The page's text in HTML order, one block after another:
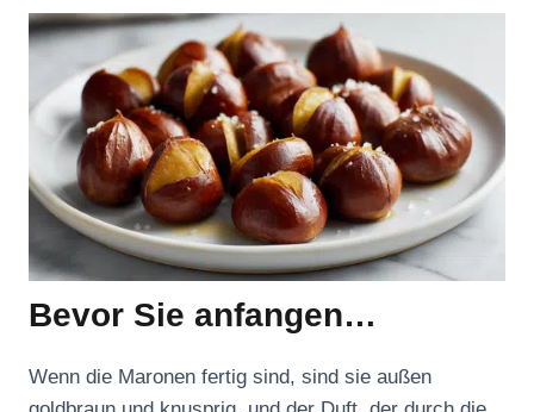
Bevor Sie anfangen…
Wenn die Maronen fertig sind, sind sie außen